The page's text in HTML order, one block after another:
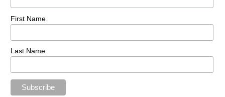
First Name
Last Name